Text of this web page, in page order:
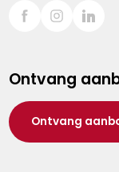
Sint-Truiden
Waasland
Wuustwezel
Zoersel
Ontvang
Ontvang